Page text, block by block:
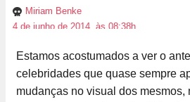
Miriam Benke
4 de junho de 2014, às 08:38h
Estamos acostumados a ver o
celebridades que quase sempre
mudanças no visual dos mesmos,